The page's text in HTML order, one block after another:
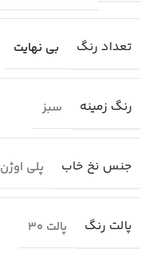
تعداد رنگ بی نهایت
رنگ زمینه سبز
جنس نخ خاب پلی
پالت رنگ پالت 30